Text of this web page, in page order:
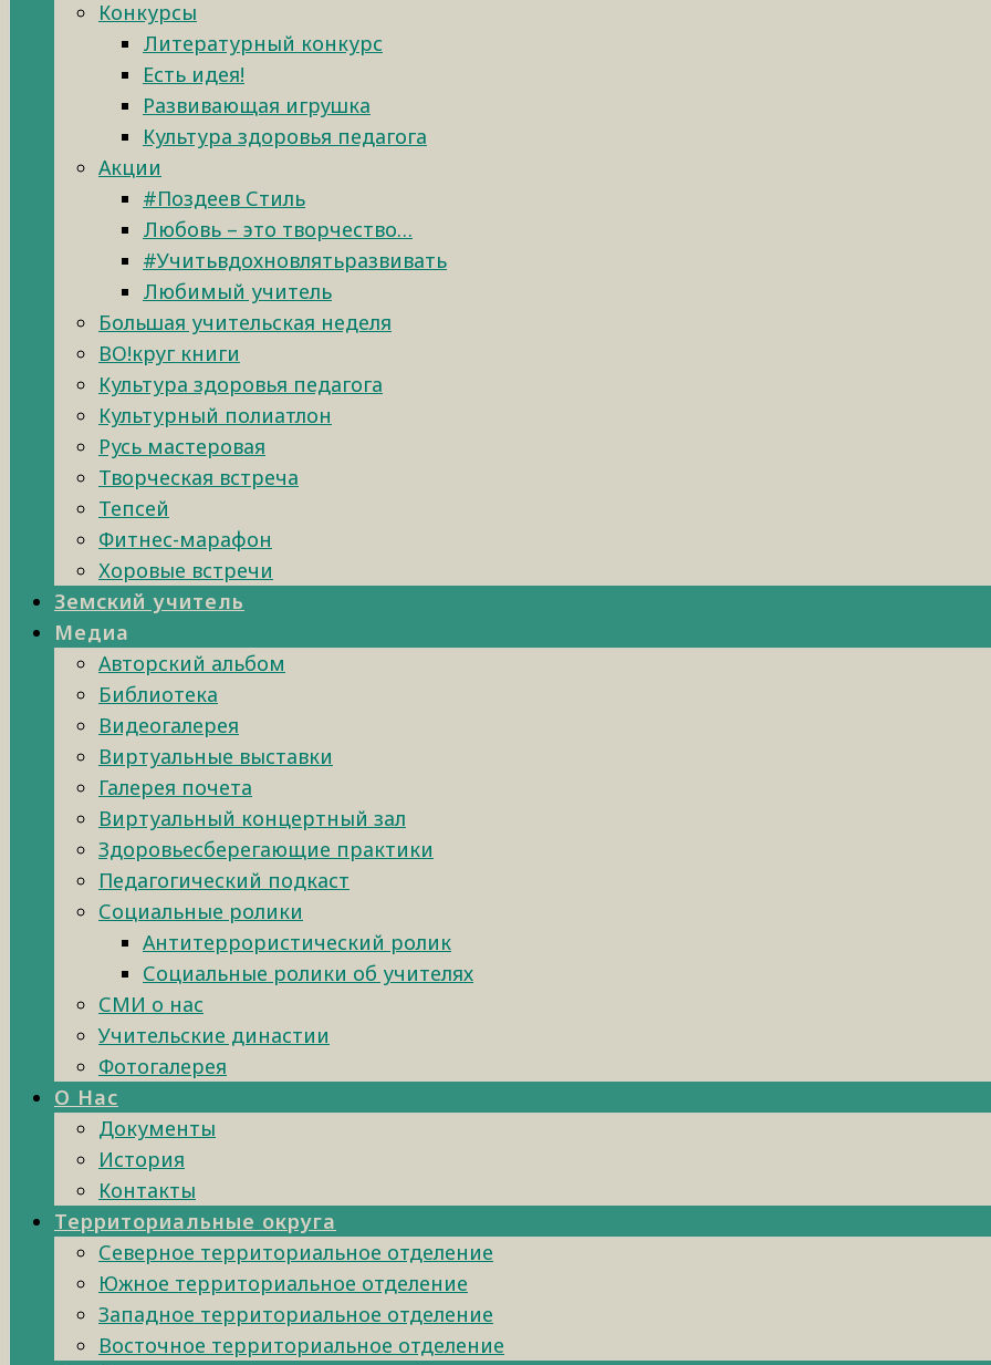
Конкурсы
Литературный конкурс
Есть идея!
Развивающая игрушка
Культура здоровья педагога
Акции
#Поздеев Стиль
Любовь – это творчество…
#Учитьвдохновлятьразвивать
Любимый учитель
Большая учительская неделя
ВО!круг книги
Культура здоровья педагога
Культурный полиатлон
Русь мастеровая
Творческая встреча
Тепсей
Фитнес-марафон
Хоровые встречи
Земский учитель
Медиа
Авторский альбом
Библиотека
Видеогалерея
Виртуальные выставки
Галерея почета
Виртуальный концертный зал
Здоровьесберегающие практики
Педагогический подкаст
Социальные ролики
Антитеррористический ролик
Социальные ролики об учителях
СМИ о нас
Учительские династии
Фотогалерея
О Нас
Документы
История
Контакты
Территориальные округа
Северное территориальное отделение
Южное территориальное отделение
Западное территориальное отделение
Восточное территориальное отделение